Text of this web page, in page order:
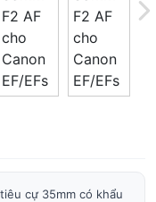
cự 35mm có khẩu
x 0 đ
0 đ